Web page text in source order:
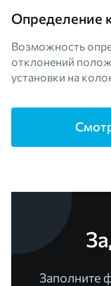
Определение
Возможность
отклонений
установки на
Заполните